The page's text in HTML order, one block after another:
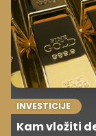
INVESTICIJE
Kam vložiti